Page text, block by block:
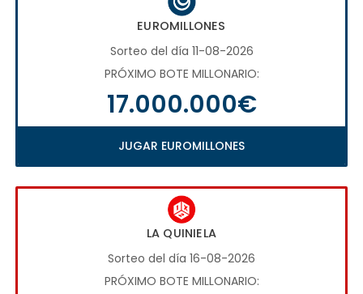
EUROMILLONES
Sorteo del día 11-08-2026
PRÓXIMO BOTE MILLONARIO:
17.000.000€
JUGAR EUROMILLONES
LA QUINIELA
Sorteo del día 16-08-2026
PRÓXIMO BOTE MILLONARIO: